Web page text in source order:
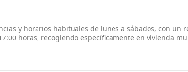
y horarios habituales de lunes a sábados, con un
horas, recogiendo específicamente en vivienda